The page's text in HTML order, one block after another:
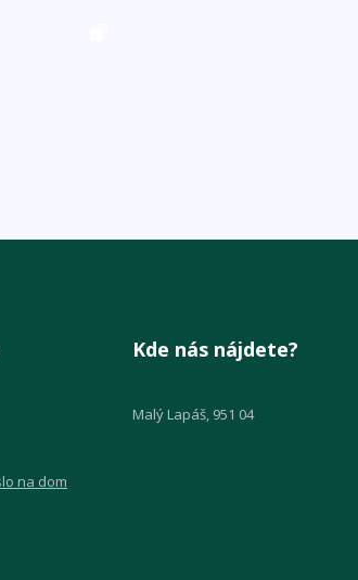
na dom
Kde nás nájdete?
Malý Lapáš, 951 04